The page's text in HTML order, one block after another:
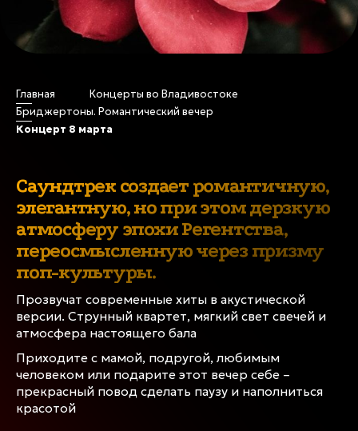
Бриджертоны.
Владивостоке
Музыка в сериале «Бриджертоны» — это
уникальное сочетание классического
оркестрового звучания и современных поп-хитов,
переложенных на струнные инструменты.
ПРОГРАММА
8 марта
Концерт завершен
Главная
Концерты во Владивостоке
Бриджертоны. Романтический вечер
Концерт 8 марта
Саундтрек создает романтичную,
элегантную, но при этом дерзкую
атмосферу эпохи Регентства,
переосмысленную через призму
поп-культуры.
Прозвучат современные хиты в акустической
версии. Струнный квартет, мягкий свет свечей и
атмосфера настоящего бала
Приходите с мамой, подругой, любимым
человеком или подарите этот вечер себе –
прекрасный повод сделать паузу и наполниться
красотой